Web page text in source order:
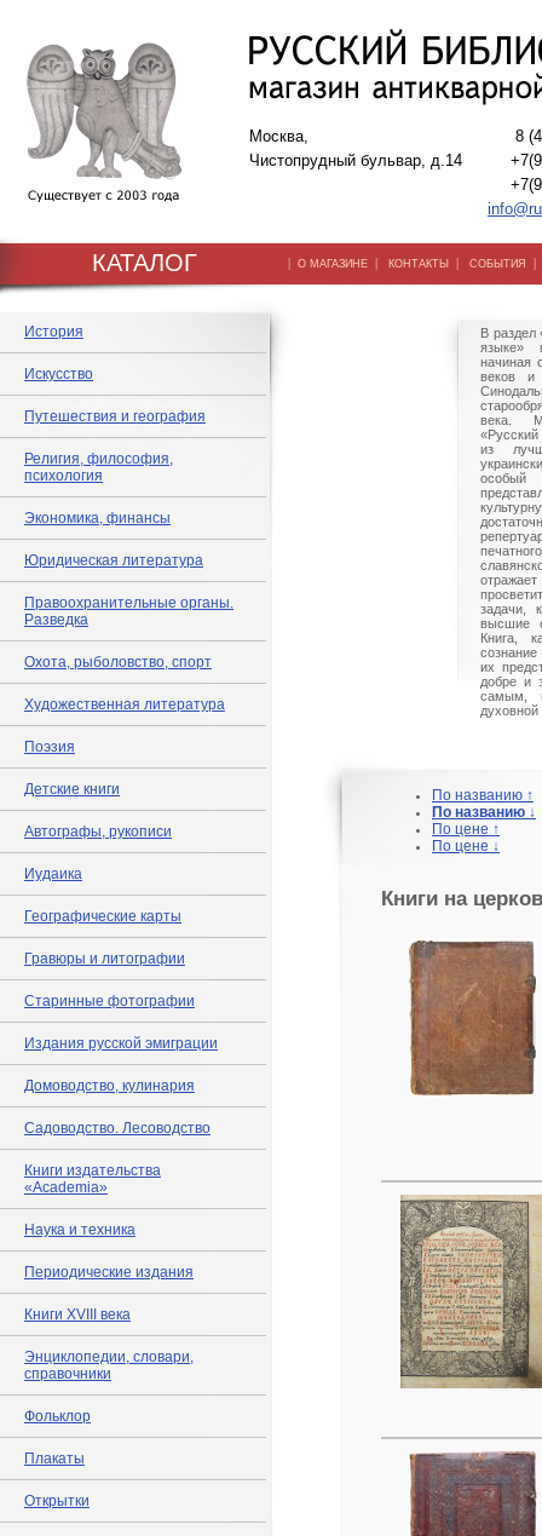
Москва,
Чистопрудный бульвар, д.14
8
КАТАЛОГ | О МАГАЗИНЕ | КОНТАКТЫ | СОБЫТИЯ
История
Искусство
Путешествия и география
Религия, философия,
психология
Экономика, финансы
Юридическая литература
Правоохранительные органы.
Разведка
Охота, рыболовство, спорт
Художественная литература
Поэзия
Детские книги
Автографы, рукописи
Иудаика
Географические карты
Гравюры и литографии
Старинные фотографии
Издания русской эмиграции
Домоводство, кулинария
Садоводство. Лесоводство
Книги издательства
«Academia»
Наука и техника
Периодические издания
Книги XVIII века
Энциклопедии, словари,
справочники
Фольклор
Плакаты
Открытки
В раздел
языке»
начиная
веков и
века.
«Русский
из
особый
задачи,
высшие
Книга,
их
добре и
самым,
духовной
По названию ↑
По названию ↓
По цене ↑
По цене ↓
Книги на